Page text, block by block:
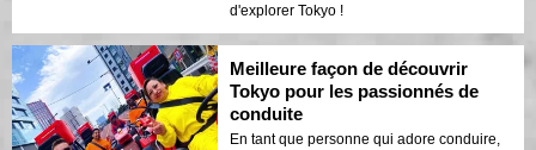
d'explorer Tokyo !
Meilleure façon de découvrir
Tokyo pour les passionnés de
conduite
En tant que personne qui adore conduire,